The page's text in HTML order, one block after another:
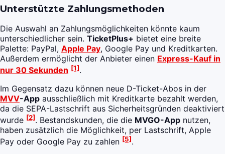
Unterstützte Zahlungsmethoden
Die Auswahl an Zahlungsmöglichkeiten könnte kaum
unterschiedlicher sein. TicketPlus+ bietet eine breite
Palette: PayPal, Apple Pay, Google Pay und Kreditkarten.
Außerdem ermöglicht der Anbieter einen Express-Kauf in
nur 30 Sekunden [1].
Im Gegensatz dazu können neue D-Ticket-Abos in der
MVV-App ausschließlich mit Kreditkarte bezahlt werden,
da die SEPA-Lastschrift aus Sicherheitsgründen deaktiviert
wurde [2]. Bestandskunden, die die MVGO-App nutzen,
haben zusätzlich die Möglichkeit, per Lastschrift, Apple
Pay oder Google Pay zu zahlen [5].